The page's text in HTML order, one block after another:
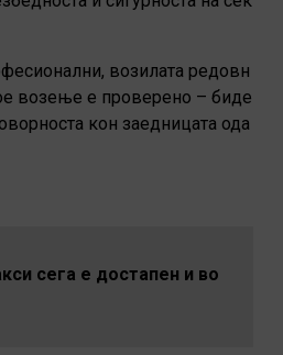
возилата редовн
возење е проверено – биде
кон заедницата ода
сега е достапен и во